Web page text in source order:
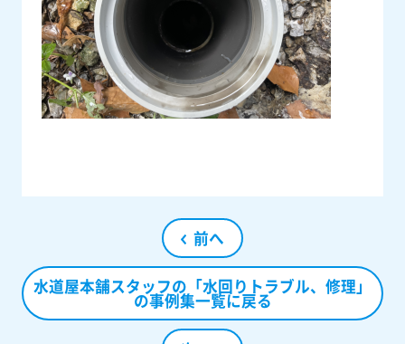
前へ
水道屋本舗スタッフの「水回りトラブル、修理」
の事例集一覧に戻る